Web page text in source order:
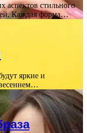
стильного
Каждая форма…
яркие и